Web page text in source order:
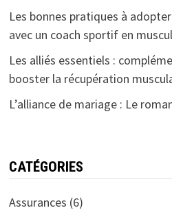
Les bonnes pratiques à
avec un coach sportif en
Les alliés essentiels :
booster la récupération
L’alliance de mariage : Le
CATÉGORIES
Assurances (6)